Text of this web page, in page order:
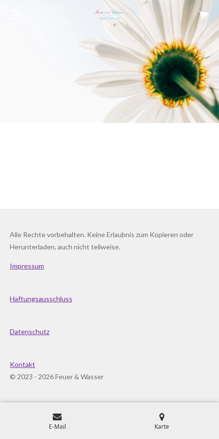
Alle Rechte vorbehalten. Keine Erlaubnis zum Kopieren oder
Herunterladen, auch nicht teilweise.
Impressum
Haftungsausschluss
Datenschutz
Kontakt
© 2023 - 2026 Feuer & Wasser
E-Mail Karte